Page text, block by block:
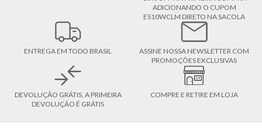
ADICIONANDO O CUPOM
ES10WCLM DIRETO NA SACOLA
ENTREGA EM TODO BRASIL
ASSINE NOSSA NEWSLETTER COM
PROMOÇÕES EXCLUSIVAS
DEVOLUÇÃO GRÁTIS, A PRIMEIRA
DEVOLUÇÃO É GRÁTIS
COMPRE E RETIRE EM LOJA